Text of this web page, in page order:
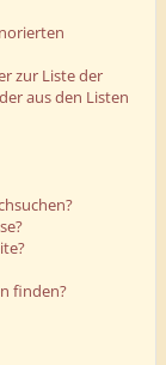
zur Liste der
aus den Listen
finden?